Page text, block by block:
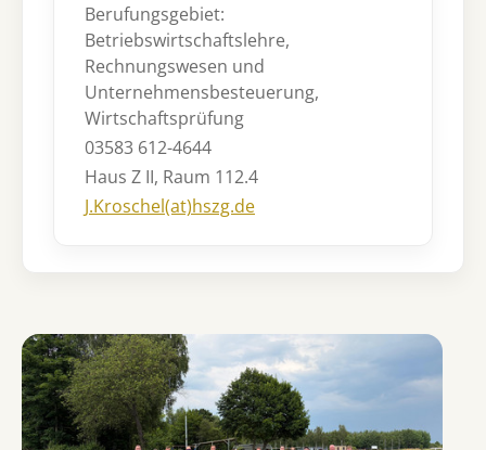
Berufungsgebiet:
Betriebswirtschaftslehre,
Rechnungswesen und
Unternehmensbesteuerung,
Wirtschaftsprüfung
03583 612-4644
Haus Z II, Raum 112.4
J.Kroschel(at)hszg.de